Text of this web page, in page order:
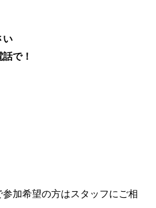
い
で！
加希望の方はスタッフにご相